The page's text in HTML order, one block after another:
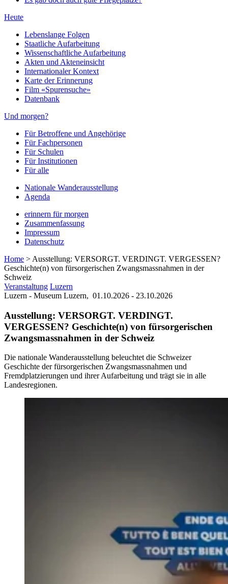
Heute
Lebenslange Folgen
Staatliche Aufarbeitung
Wissenschaftliche Aufarbeitung
Akten und Akteneinsicht
Internationaler Kontext
Karte der Erinnerung
Film «Spurensuche»
Datenbank
Und morgen?
Für Betroffene und Angehörige
Für Fachpersonen
Für Schulen
Für Institutionen
Für alle
Nationale Wanderausstellung
Agenda
erinnern für morgen
Zusammenfassung
Impressum
Datenschutz
Home > Ausstellung: VERSORGT. VERDINGT. VERGESSEN?
Geschichte(n) von fürsorgerischen Zwangsmassnahmen in der
Schweiz
Veranstaltung Luzern
Luzern - Museum Luzern, 01.10.2026 - 23.10.2026
Ausstellung: VERSORGT. VERDINGT.
VERGESSEN? Geschichte(n) von fürsorgerischen
Zwangsmassnahmen in der Schweiz
Die nationale Wanderausstellung beleuchtet die Schweizer
Geschichte der fürsorgerischen Zwangsmassnahmen und
Fremdplatzierungen und ihrer Aufarbeitung und trägt sie in alle
Landesregionen.